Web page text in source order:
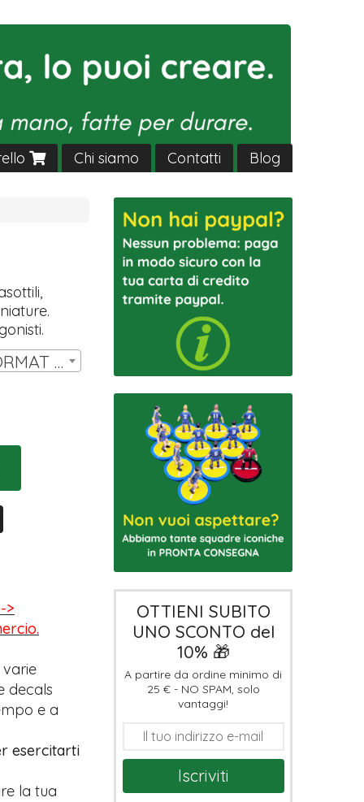
Chi siamo Contatti Blog
SET 14 MINIATURE FORMAT HW | € 11,00
>
decals
e a
esercitarti
la tua
OTTIENI SUBITO
UNO SCONTO del
10% 🎁
A partire da ordine minimo di
25 € - NO SPAM, solo
vantaggi!
Iscriviti